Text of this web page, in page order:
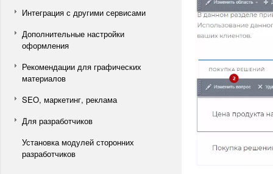
Интеграция с другими сервисами
Дополнительные настройки
оформления
Рекомендации для графических
материалов
SEO, маркетинг, реклама
Для разработчиков
Установка модулей сторонних
разработчиков